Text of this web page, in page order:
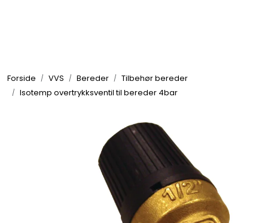
Forside VVS Bereder
Tilbehør bereder
Isotemp overtrykksventil til bereder 4bar